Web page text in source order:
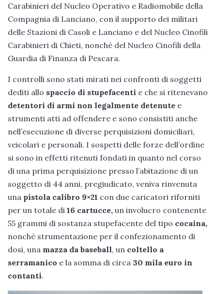
Carabinieri del Nucleo Operativo e Radiomobile della
Compagnia di Lanciano, con il supporto dei militari
delle Stazioni di Casoli e Lanciano e del Nucleo Cinofili
Carabinieri di Chieti, nonché del Nucleo Cinofili della
Guardia di Finanza di Pescara.
I controlli sono stati mirati nei confronti di soggetti
dediti allo spaccio di stupefacenti e che si ritenevano
detentori di armi non legalmente detenute e
strumenti atti ad offendere e sono consistiti anche
nell’esecuzione di diverse perquisizioni domiciliari,
veicolari e personali. I sospetti delle forze dell’ordine
si sono in effetti ritenuti fondati in quanto nel corso
di una prima perquisizione presso l’abitazione di un
soggetto di 44 anni, pregiudicato, veniva rinvenuta
una pistola calibro 9×21 con due caricatori riforniti
per un totale di 16 cartucce, un involucro contenente
55 grammi di sostanza stupefacente del tipo cocaina,
nonché strumentazione per il confezionamento di
dosi, una mazza da baseball, un coltello a
serramanico e la somma di circa 30 mila euro in
contanti.